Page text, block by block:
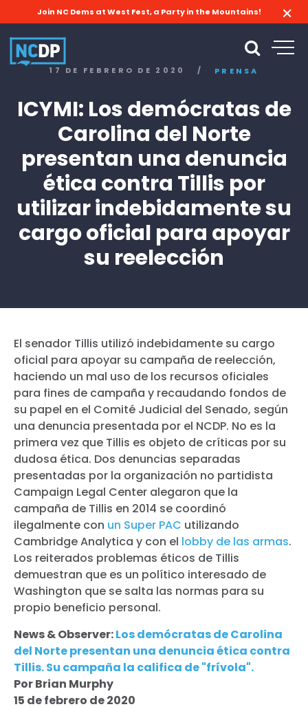
Join NC Dems at West Fest, a Party in the Mountains!
17 DE FEBRERO DE 2020 / PRENSA
ICYMI: Los demócratas de
Carolina del Norte
presentan una denuncia
ética contra Tillis por
utilizar indebidamente su
cargo oficial para apoyar
su reelección
El senador Tillis utilizó indebidamente su cargo
oficial para apoyar su campaña de reelección,
haciendo un mal uso de los recursos oficiales
para fines de campaña y recaudando fondos de
su papel en el Comité Judicial del Senado, según
una denuncia presentada por el NCDP. No es la
primera vez que Tillis es objeto de críticas por su
dudosa ética. Dos denuncias separadas
presentadas por la organización no partidista
Campaign Legal Center alegaron que la
campaña de Tillis en 2014 se coordinó
ilegalmente con un Super PAC utilizando
Cambridge Analytica y con el lobby de las armas.
Los reiterados problemas éticos de Tillis
demuestran que es un político interesado de
Washington que se salta las normas para su
propio beneficio personal.
News & Observer:Los demócratas de Carolina
del Norte presentan una denuncia ética contra
Tillis. Su campaña la califica de "frívola".
Por Brian Murphy
15 de febrero de 2020